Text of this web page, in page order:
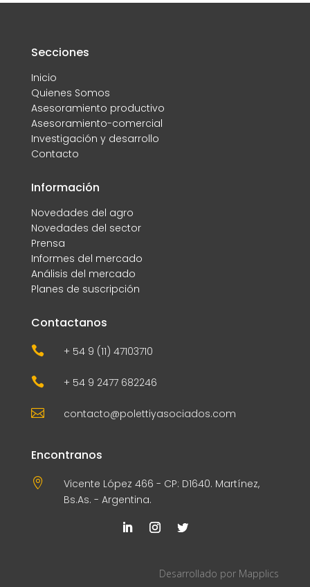
Secciones
Inicio
Quienes Somos
Asesoramiento productivo
Asesoramiento-comercial
Investigación y desarrollo
Contacto
Información
Novedades del agro
Novedades del sector
Prensa
Informes del mercado
Análisis del mercado
Planes de suscripción
Contactanos
 + 54 9 (11) 47103710
 + 54 9 2477 682246
 contacto@polettiyasociados.com
Encontranos

Vicente López 466 - CP: D1640. Martínez,
Bs.As. - Argentina.
Desarrollado por Mapplics